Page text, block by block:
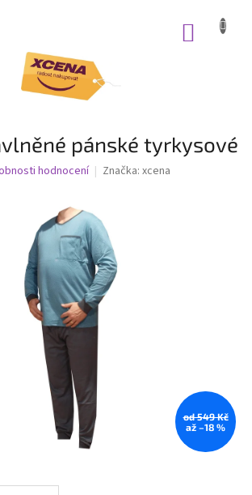
pánské tyrkysové
hodnocení Značka: xcena
od 549 Kč
až –18 %